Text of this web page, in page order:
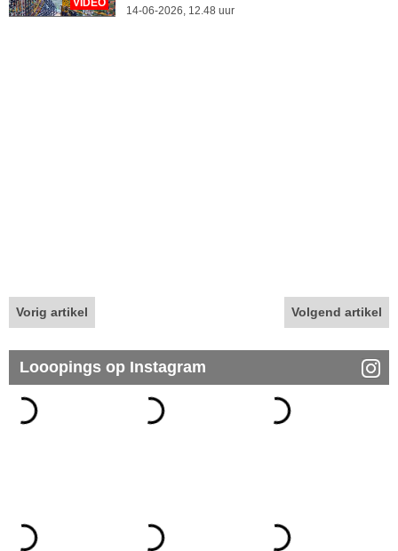
VIDEO
14-06-2026, 12.48 uur
Vorig artikel Volgend artikel
Looopings op Instagram